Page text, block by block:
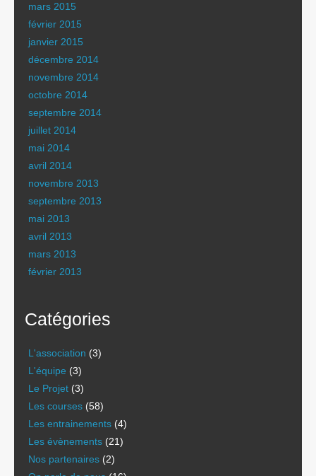
mars 2015
février 2015
janvier 2015
décembre 2014
novembre 2014
octobre 2014
septembre 2014
juillet 2014
mai 2014
avril 2014
novembre 2013
septembre 2013
mai 2013
avril 2013
mars 2013
février 2013
Catégories
L'association (3)
L'équipe (3)
Le Projet (3)
Les courses (58)
Les entrainements (4)
Les évènements (21)
Nos partenaires (2)